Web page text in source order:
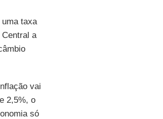
taxa
a
vai
2,5%, o
só